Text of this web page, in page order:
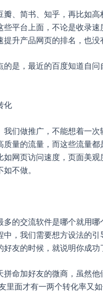
瓣、简书、知乎，再比如
平台上面，不论是收录
升产品网页的排名，也没
的是，最近的百度知道自
化
们做推广，不能想着一
量的流量，而这些流量
网页访问速度，页面美
不做。
的交流软件是哪个就用
，我们需要想方设法的
友的时候，就说明你成功
拼命加好友的微商，虽然
里面才有一两个转化率又